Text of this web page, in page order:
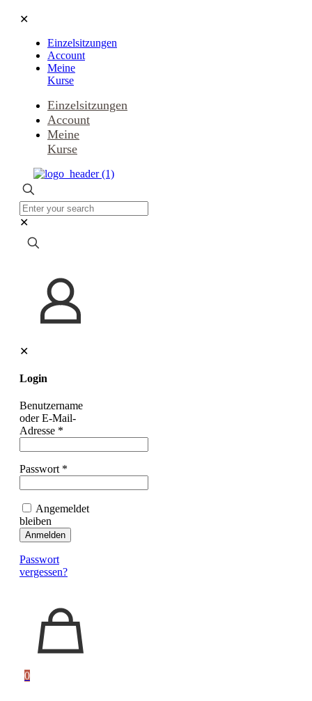
✕
Einzelsitzungen
Account
Meine
Kurse
Einzelsitzungen
Account
Meine
Kurse
✕
✕
Login
Benutzername
oder E-Mail-
Adresse *
Passwort *
Angemeldet
bleiben
Anmelden
Passwort
vergessen?
0